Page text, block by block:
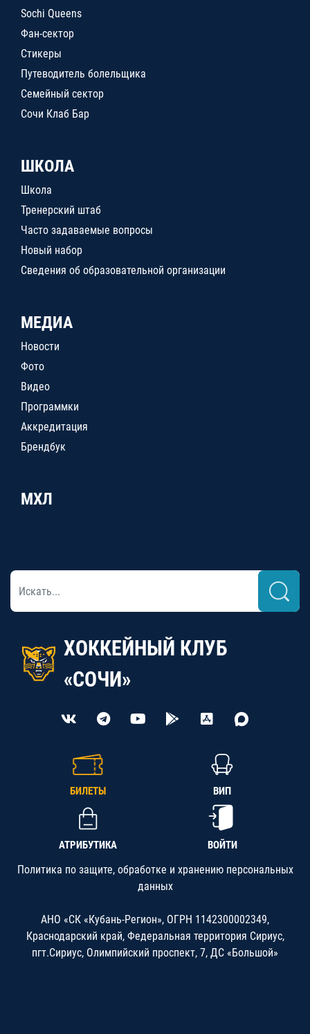
Sochi Queens
Фан-сектор
Стикеры
Путеводитель болельщика
Семейный сектор
Сочи Клаб Бар
ШКОЛА
Школа
Тренерский штаб
Часто задаваемые вопросы
Новый набор
Сведения об образовательной организации
МЕДИА
Новости
Фото
Видео
Программки
Аккредитация
Брендбук
МХЛ
ХОККЕЙНЫЙ КЛУБ
«СОЧИ»
БИЛЕТЫ ВИП
АТРИБУТИКА ВОЙТИ
Политика по защите, обработке и хранению персональных
данных
АНО «СК «Кубань-Регион», ОГРН 1142300002349,
Краснодарский край, Федеральная территория Сириус,
пгт.Сириус, Олимпийский проспект, 7, ДС «Большой»